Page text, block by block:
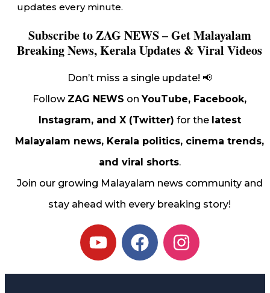
updates every minute.
Subscribe to ZAG NEWS – Get Malayalam
Breaking News, Kerala Updates & Viral Videos
Don’t miss a single update! 📢
Follow ZAG NEWS onYouTube, Facebook,
Instagram, and X (Twitter) for the latest
Malayalam news, Kerala politics, cinema trends,
and viral shorts.
Join our growing Malayalam news community and
stay ahead with every breaking story!
Y
o
u
F
a
c
I
n
s